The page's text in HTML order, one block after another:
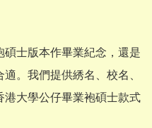
士版本作畢業紀念，還是
。我們提供綉名、校名、
大學公仔畢業袍碩士款式